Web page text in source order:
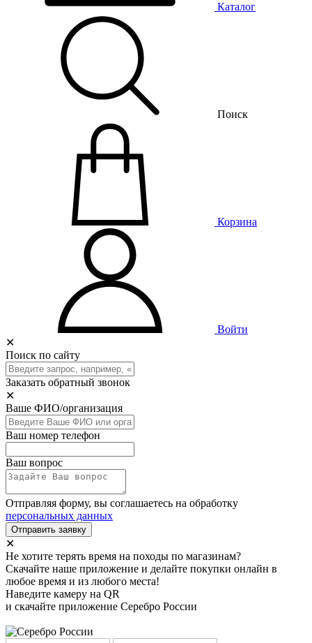
Каталог
Поиск
Корзина
Войти
✕
Поиск по сайту
Заказать обратный звонок
✕
Ваше ФИО/организация
Ваш номер телефон
Ваш вопрос
Отправляя форму, вы соглашаетесь на обработку
персональных данных
Отправить заявку
✕
Не хотите терять время на походы по магазинам?
Скачайте наше приложение и делайте покупки онлайн в
любое время и из любого места!
Наведите камеру на QR
и скачайте приложение Серебро России